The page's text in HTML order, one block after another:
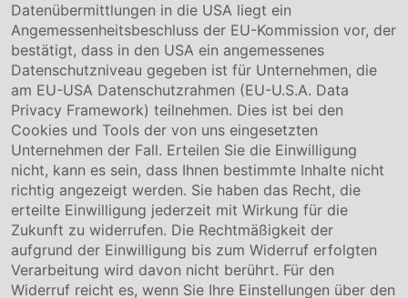
Über uns
Compliance
Hinweisgebersystem
Karriere
Service & Kontakt
Kontakt
Downloads
Garantiebedingungen
Zertifikate
Rechtliches
Impressum
Datenübermittlungen in die USA liegt ein
Angemessenheitsbeschluss der EU-Kommission vor, der
bestätigt, dass in den USA ein angemessenes
Datenschutzniveau gegeben ist für Unternehmen, die
am EU-USA Datenschutzrahmen (EU-U.S.A. Data
Privacy Framework) teilnehmen. Dies ist bei den
Cookies und Tools der von uns eingesetzten
Unternehmen der Fall. Erteilen Sie die Einwilligung
nicht, kann es sein, dass Ihnen bestimmte Inhalte nicht
richtig angezeigt werden. Sie haben das Recht, die
erteilte Einwilligung jederzeit mit Wirkung für die
Zukunft zu widerrufen. Die Rechtmäßigkeit der
aufgrund der Einwilligung bis zum Widerruf erfolgten
Verarbeitung wird davon nicht berührt. Für den
Widerruf reicht es, wenn Sie Ihre Einstellungen über den